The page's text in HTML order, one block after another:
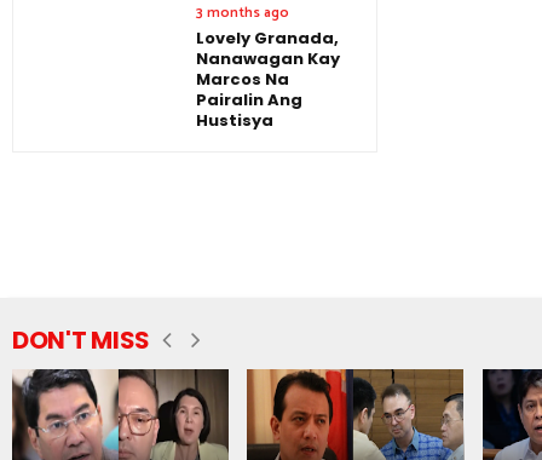
3 months ago
Lovely Granada,
Nanawagan Kay
Marcos Na
Pairalin Ang
Hustisya
DON'T MISS